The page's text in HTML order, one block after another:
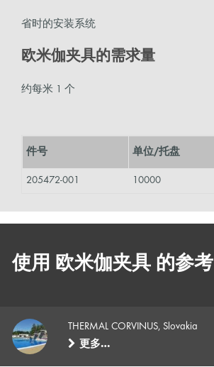
省时的安装系统
欧米伽夹具的需求量
约每米 1 个
件号 单位/托盘
205472-001 10000
使用 欧米伽夹具 的参考
THERMAL CORVINUS, Slovakia
更多…